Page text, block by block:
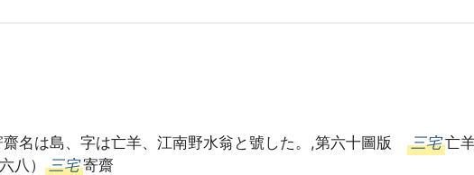
齋名は島、字は亡羊、江南野水翁と號した。,第六十圖版 三宅 亡
八） 三宅 寄齋